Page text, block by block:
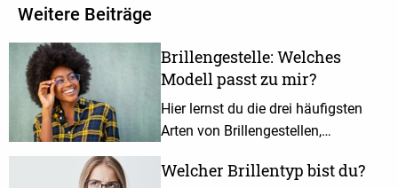
Weitere Beiträge
Brillengestelle: Welches
Modell passt zu mir?
Hier lernst du die drei häufigsten
Arten von Brillengestellen,
randlose Brillen, kennen.
Welcher Brillentyp bist du?